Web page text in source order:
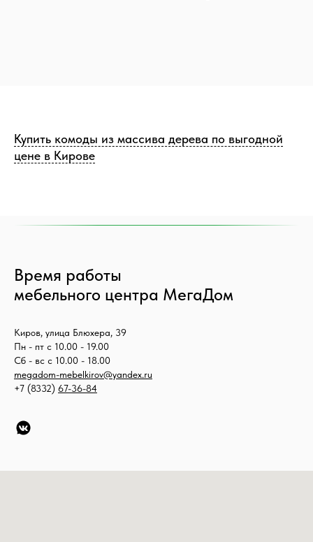
Купить комоды из массива дерева по выгодной
цене в Кирове
Время работы
мебельного центра МегаДом
Киров, улица Блюхера, 39
Пн - пт с 10.00 - 19.00
Сб - вс с 10.00 - 18.00
megadom-mebelkirov@yandex.ru
+7 (8332) 67-36-84